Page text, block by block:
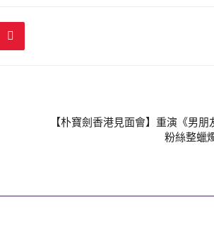
【朴寶劍香港見面會】重演《男
粉絲整蠟